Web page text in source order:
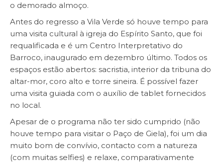
o demorado almoço.
Antes do regresso a Vila Verde só houve tempo para
uma visita cultural à igreja do Espírito Santo, que foi
requalificada e é um Centro Interpretativo do
Barroco, inaugurado em dezembro último. Todos os
espaços estão abertos: sacristia, interior da tribuna do
altar-mor, coro alto e torre sineira. É possível fazer
uma visita guiada com o auxílio de tablet fornecidos
no local.
Apesar de o programa não ter sido cumprido (não
houve tempo para visitar o Paço de Giela), foi um dia
muito bom de convívio, contacto com a natureza
(com muitas selfies) e relaxe, comparativamente